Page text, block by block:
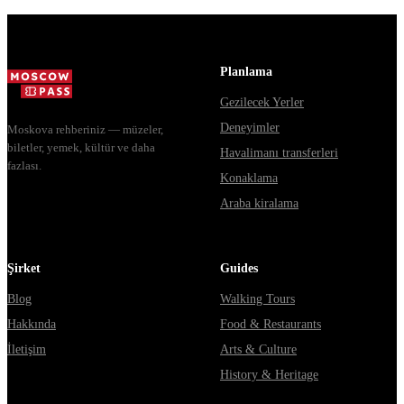
Москвы через
расходятся в
Moskova rehberiniz — müzeler,
biletler, yemek, kültür ve daha
fazlası.
Planlama
Gezilecek Yerler
Deneyimler
Havalimanı transferleri
Konaklama
Araba kiralama
Şirket
Blog
Hakkında
İletişim
Guides
Walking Tours
Food & Restaurants
Arts & Culture
History & Heritage